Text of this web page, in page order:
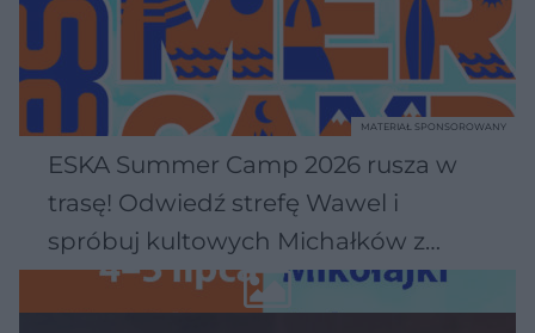
ESKA Summer Camp 2026 rusza w
trasę! Odwiedź strefę Wawel i
spróbuj kultowych Michałków z
Wawelu
MATERIAŁ SPONSOROWANY